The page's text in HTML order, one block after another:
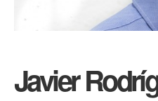
Javier